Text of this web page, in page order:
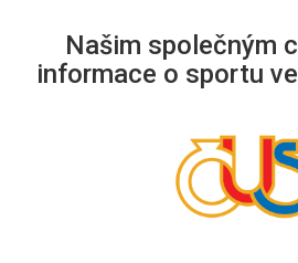
Našim společným
informace o sportu